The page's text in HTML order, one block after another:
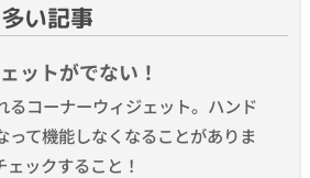
い記事
ットがでない！
るコーナーウィジェット。ハンド
って機能しなくなることがありま
ックすること！